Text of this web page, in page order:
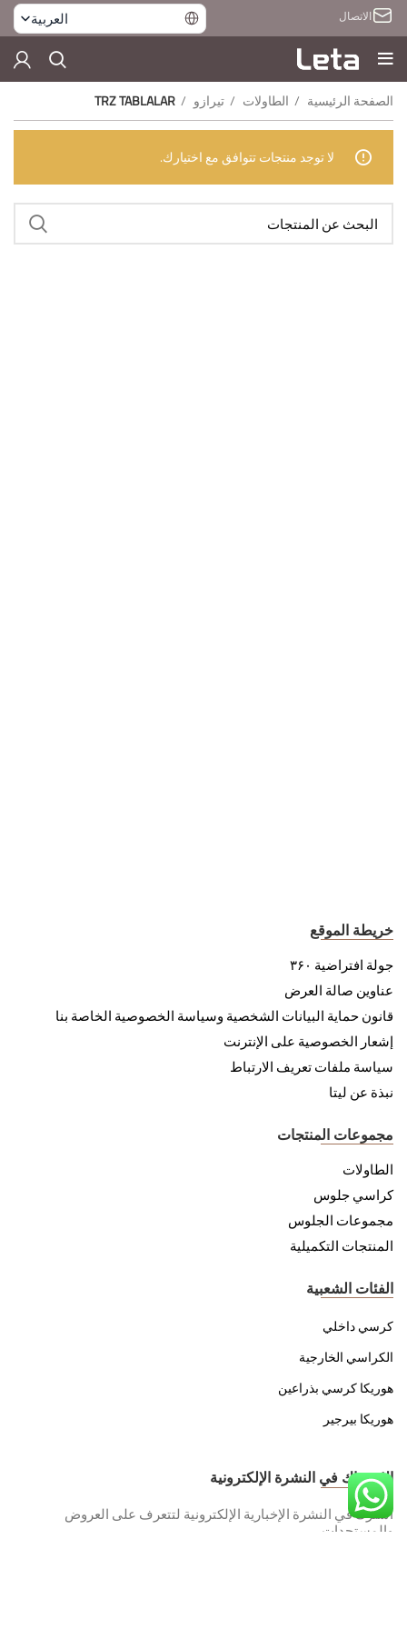
الاتصال العربية
الصفحة الرئيسية الطاولات تيرازو TRZ TABLALAR
لا توجد منتجات تتوافق مع اختيارك.
خريطة الموقع
جولة افتراضية ۳۶۰
عناوين صالة العرض
قانون حماية البيانات الشخصية وسياسة الخصوصية الخاصة بنا
إشعار الخصوصية على الإنترنت
سياسة ملفات تعريف الارتباط
نبذة عن ليتا
مجموعات المنتجات
الطاولات
كراسي جلوس
مجموعات الجلوس
المنتجات التكميلية
الفئات الشعبية
كرسي داخلي
الكراسي الخارجية
هوريكا كرسي بذراعين
هوريكا بيرجير
الاشتراك في النشرة الإلكترونية
اشترك في النشرة الإخبارية الإلكترونية لتتعرف على العروض
والمستجدات.